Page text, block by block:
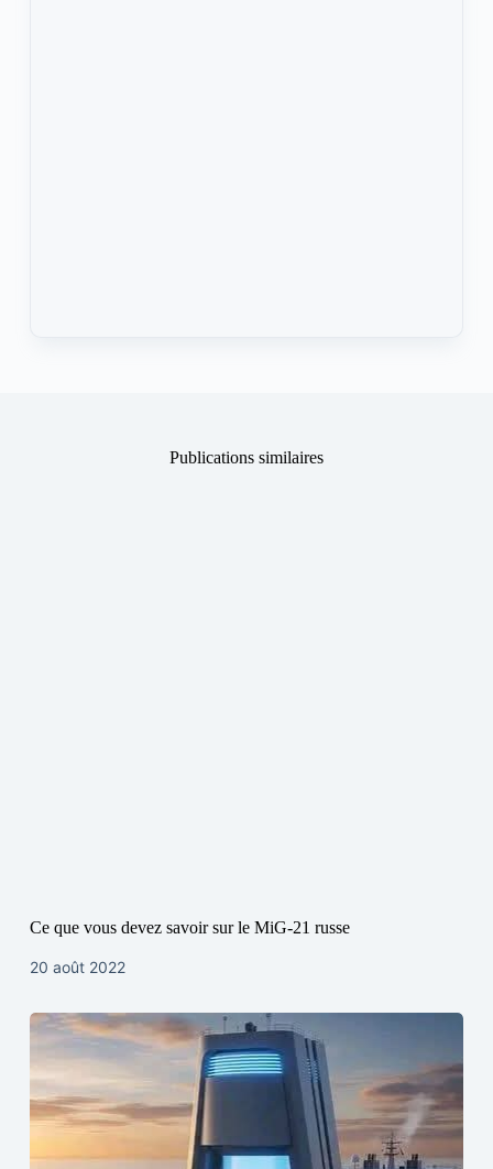
Publications similaires
Ce que vous devez savoir sur le MiG-21 russe
20 août 2022